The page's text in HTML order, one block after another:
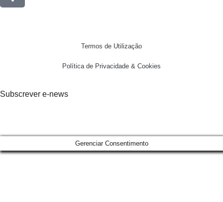
Termos de Utilização
Política de Privacidade & Cookies
Subscrever e-news
Gerenciar Consentimento